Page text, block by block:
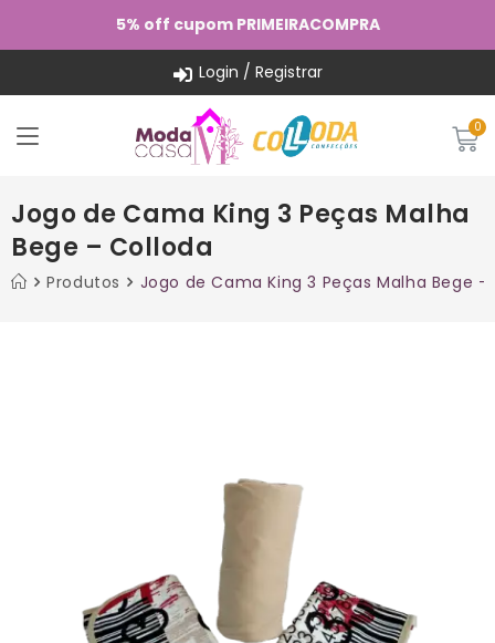
5% off cupom PRIMEIRACOMPRA
Login / Registrar
Jogo de Cama King 3 Peças Malha
Bege – Colloda
Produtos Jogo de Cama King 3 Peças Malha Bege